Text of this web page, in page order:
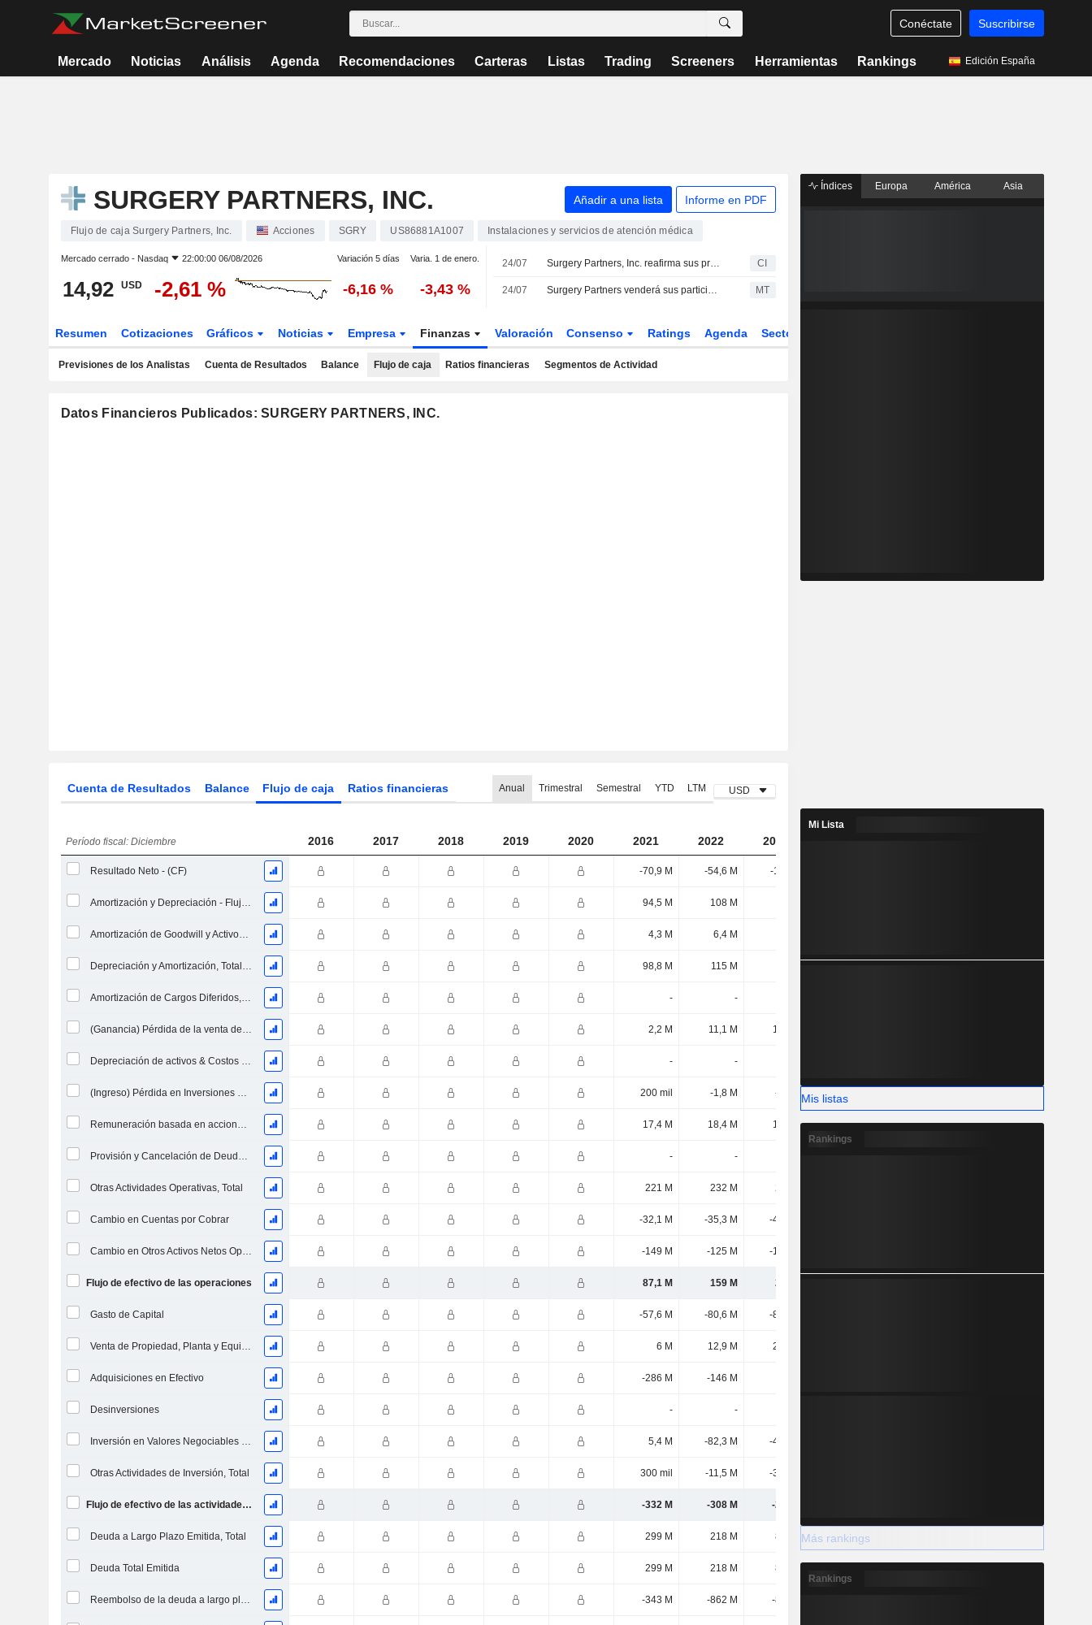
Conéctate Suscribirse
Mercado Noticias Análisis Agenda Recomendaciones Carteras Listas Trading Screeners Herramientas Rankings Edición España
SURGERY PARTNERS, INC. Añadir a una lista Informe en PDF
Flujo de caja Surgery Partners, Inc. Acciones SGRY US86881A1007 Instalaciones y servicios de atención médica
Mercado cerrado - Nasdaq 22:00:00 06/08/2026 Variación 5 días Varia. 1 de enero.
14,92 USD -2,61 % -6,16 % -3,43 %
24/07 Surgery Partners, Inc. reafirma sus previsiones de beneficios para el ejercicio 2026 CI
24/07 Surgery Partners venderá sus participaciones en los hospitales Mountain View e Idaho Falls por 795 millones USD MT
Resumen Cotizaciones Gráficos Noticias Empresa Finanzas Valoración Consenso Ratings Agenda Sector
Previsiones de los Analistas Cuenta de Resultados Balance Flujo de caja Ratios financieras Segmentos de Actividad
Datos Financieros Publicados: SURGERY PARTNERS, INC.
Cuenta de Resultados Balance Flujo de caja Ratios financieras Anual Trimestral Semestral YTD LTM USD
Período fiscal: Diciembre 2016 2017 2018 2019 2020 2021 2022 2023
Resultado Neto - (CF) -70,9 M -54,6 M -11,9 M
Amortización y Depreciación - Flujo de Efectivo 94,5 M 108 M
Amortización de Goodwill y Activos Intangibles - (CF) - (Específico del Modelo) 4,3 M 6,4 M
Depreciación y Amortización, Total - CF 98,8 M 115 M
Amortización de Cargos Diferidos, Total - (CF) - -
(Ganancia) Pérdida de la venta de un activo 2,2 M 11,1 M 14,4 M
Depreciación de activos & Costos de reestructuración - -
(Ingreso) Pérdida en Inversiones en Capital - (CF) 200 mil -1,8 M -2,2 M
Remuneración basada en acciones (CF) 17,4 M 18,4 M 17,7 M 33,3 M 14,8 M
Provisión y Cancelación de Deudas Incobrables - -
Otras Actividades Operativas, Total 221 M 232 M 221 M
Cambio en Cuentas por Cobrar -32,1 M -35,3 M -47,2 M
Cambio en Otros Activos Netos Operativos -149 M -125 M -16,3 M
Flujo de efectivo de las operaciones 87,1 M 159 M 294 M
Gasto de Capital -57,6 M -80,6 M -88,8 M
Venta de Propiedad, Planta y Equipo 6 M 12,9 M 25,8 M
Adquisiciones en Efectivo -286 M -146 M
Desinversiones - -
Inversión en Valores Negociables y Acciones, Total 5,4 M -82,3 M -48,9 M
Otras Actividades de Inversión, Total 300 mil -11,5 M -33,7 M
Flujo de efectivo de las actividades de inversión -332 M -308 M -226 M
Deuda a Largo Plazo Emitida, Total 299 M 218 M 827 M 1729,7 M
Deuda Total Emitida 299 M 218 M 827 M
Reembolso de la deuda a largo plazo, total -343 M -862 M -807 M
Índices Europa América Asia
Mi Lista
Mis listas
Rankings
Más rankings
Rankings